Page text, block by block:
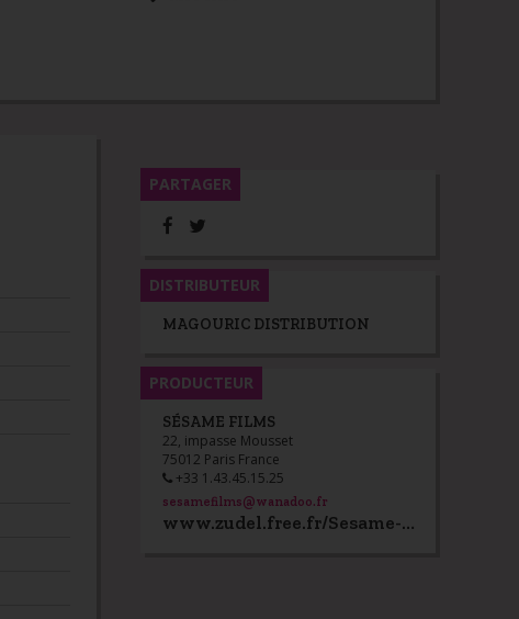
PARTAGER
MAGOURIC DISTRIBUTION
DISTRIBUTEUR
SÉSAME FILMS
22, impasse Mousset
75012 Paris France
+33 1.43.45.15.25
sesamefilms@wanadoo.fr
www.zudel.free.fr/Sesame-film
PRODUCTEUR